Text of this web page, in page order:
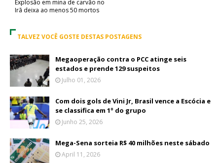
Explosão em mina de carvão no
Irã deixa ao menos 50 mortos
TALVEZ VOCÊ GOSTE DESTAS POSTAGENS
Megaoperação contra o PCC atinge seis
estados e prende 129 suspeitos
Julho 01, 2026
Com dois gols de Vini Jr, Brasil vence a Escócia e
se classifica em 1º do grupo
Junho 25, 2026
Mega-Sena sorteia R$ 40 milhões neste sábado
April 11, 2026